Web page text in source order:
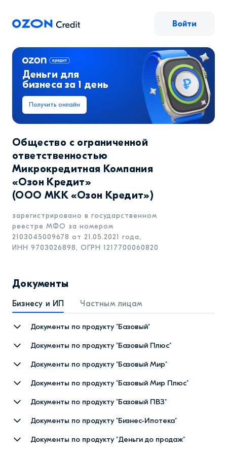
Войти
Деньги для
бизнеса за 1 день
Получить онлайн
Ozon.Credit — займы для продавцов Ozon
Общество с ограниченной
ответственностью
Микрокредитная Компания
«Озон Кредит»
(ООО МКК «Озон Кредит»)
зарегистрировано в государственном
реестре МФО за номером
2103045009678 от 21.05.2021 года,
ИНН 9703026898, ОГРН 1217700060820
Документы
Бизнесу и ИП Частным лицам
Документы по продукту "Базовый"
Общие условия договора микрозайма в рамках
подключения услуги Гибкий график платежей
Документы по продукту "Базовый Плюс"
Общие условия договора займа в рамках продукта
Документы по продукту "Базовый Мир"
Общие условия договора займа в рамках продукта
Документы по продукту "Базовый Мир Плюс"
Общие условия договора займа в рамках продукта
Документы по продукту "Базовый ПВЗ"
Общие условия договора займа в рамках продукта
Документы по продукту "Бизнес-Ипотека"
Общие условия договора займа в рамках продукта
Документы по продукту "Деньги до продаж"